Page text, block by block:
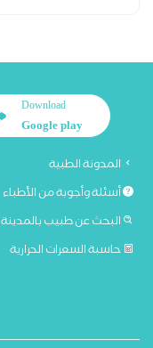
Download
Google play
المدونة الطبية
أسئلة وأجوبة من الأطباء
البحث عن طبيب
حاسبة السعرات الحرارية